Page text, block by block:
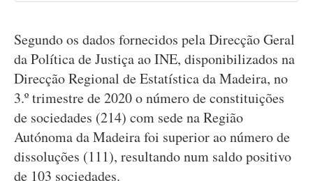
Segundo os dados fornecidos pela Direcção Geral
da Política de Justiça ao INE, disponibilizados na
Direcção Regional de Estatística da Madeira, no
3.º trimestre de 2020 o número de constituições
de sociedades (214) com sede na Região
Autónoma da Madeira foi superior ao número de
dissoluções (111), resultando num saldo positivo
de 103 sociedades.